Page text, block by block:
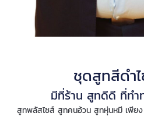
ชุดสูทสีดำ
มีที่ร้าน สูทดีดี ที่ทำ
สูทพลัสไซส์ สูทคนอ้วน สูทหุ่นหมี เพียง